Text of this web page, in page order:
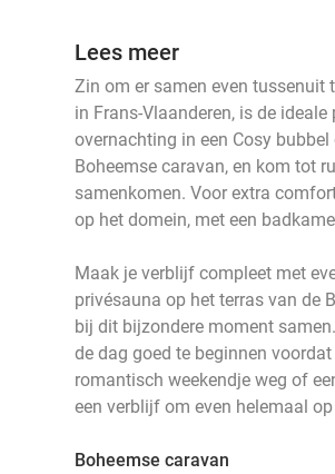
Lees meer
Zin om er samen even tussenuit
in Frans-Vlaanderen, is de
overnachting in een Cosy
Boheemse caravan, en kom tot
samenkomen. Voor extra
op het domein, met een
Maak je verblijf compleet met
privésauna op het terras van de
bij dit bijzondere moment
de dag goed te beginnen
romantisch weekendje weg of
een verblijf om even helemaal
Boheemse caravan